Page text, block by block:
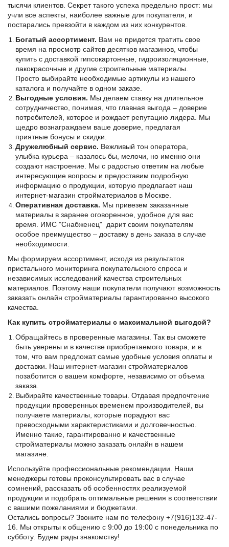
тысячи клиентов. Секрет такого успеха предельно прост: мы
учли все аспекты, наиболее важные для покупателя, и
постарались превзойти в каждом из них конкурентов.
Богатый ассортимент. Вам не придется тратить свое
время на просмотр сайтов десятков магазинов, чтобы
купить с доставкой гипсокартонные, гидроизоляционные,
лакокрасочные и другие строительные материалы.
Просто выбирайте необходимые артикулы из нашего
каталога и получайте в одном заказе.
Выгодные условия. Мы делаем ставку на длительное
сотрудничество, понимая, что главная выгода – доверие
потребителей, которое и рождает репутацию лидера. Мы
щедро вознаграждаем ваше доверие, предлагая
приятные бонусы и скидки.
Дружелюбный сервис. Вежливый тон оператора,
улыбка курьера – казалось бы, мелочи, но именно они
создают настроение. Мы с радостью ответим на любые
интересующие вопросы и предоставим подробную
информацию о продукции, которую предлагает наш
интернет-магазин стройматериалов в Москве.
Оперативная доставка. Мы привезем заказанные
материалы в заранее оговоренное, удобное для вас
время. ИМС "Снабженец" дарит своим покупателям
особое преимущество – доставку в день заказа в случае
необходимости.
Мы формируем ассортимент, исходя из результатов
пристального мониторинга покупательского спроса и
независимых исследований качества строительных
материалов. Поэтому наши покупатели получают возможность
заказать онлайн стройматериалы гарантированно высокого
качества.
Как купить стройматериалы с максимальной выгодой?
Обращайтесь в проверенные магазины. Так вы сможете
быть уверены и в качестве приобретаемого товара, и в
том, что вам предложат самые удобные условия оплаты и
доставки. Наш интернет-магазин стройматериалов
позаботится о вашем комфорте, независимо от объема
заказа.
Выбирайте качественные товары. Отдавая предпочтение
продукции проверенных временем производителей, вы
получаете материалы, которые порадуют вас
превосходными характеристиками и долговечностью.
Именно такие, гарантированно и качественные
стройматериалы можно заказать онлайн в нашем
магазине.
Используйте профессиональные рекомендации. Наши
менеджеры готовы проконсультировать вас в случае
сомнений, рассказать об особенностях реализуемой
продукции и подобрать оптимальные решения в соответствии
с вашими пожеланиями и бюджетами.
Остались вопросы? Звоните нам по телефону +7(916)132-47-
16. Мы открыты к общению с 9:00 до 19:00 с понедельника по
субботу. Будем рады знакомству!